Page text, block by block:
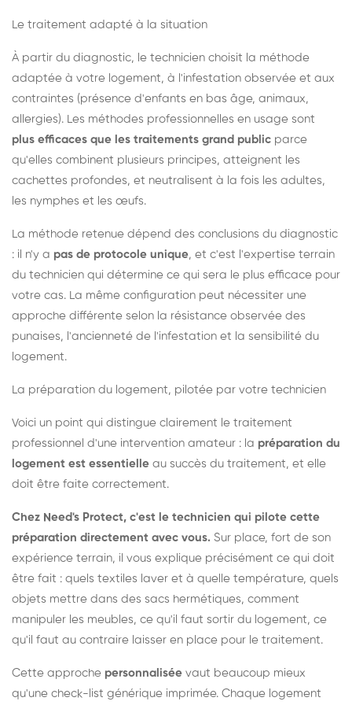
Le traitement adapté à la situation
À partir du diagnostic, le technicien choisit la méthode
adaptée à votre logement, à l'infestation observée et aux
contraintes (présence d'enfants en bas âge, animaux,
allergies). Les méthodes professionnelles en usage sont
plus efficaces que les traitements grand public parce
qu'elles combinent plusieurs principes, atteignent les
cachettes profondes, et neutralisent à la fois les adultes,
les nymphes et les œufs.
La méthode retenue dépend des conclusions du diagnostic
: il n'y a pas de protocole unique, et c'est l'expertise terrain
du technicien qui détermine ce qui sera le plus efficace pour
votre cas. La même configuration peut nécessiter une
approche différente selon la résistance observée des
punaises, l'ancienneté de l'infestation et la sensibilité du
logement.
La préparation du logement, pilotée par votre technicien
Voici un point qui distingue clairement le traitement
professionnel d'une intervention amateur : la préparation du
logement est essentielle au succès du traitement, et elle
doit être faite correctement.
Chez Need's Protect, c'est le technicien qui pilote cette
préparation directement avec vous. Sur place, fort de son
expérience terrain, il vous explique précisément ce qui doit
être fait : quels textiles laver et à quelle température, quels
objets mettre dans des sacs hermétiques, comment
manipuler les meubles, ce qu'il faut sortir du logement, ce
qu'il faut au contraire laisser en place pour le traitement.
Cette approche personnalisée vaut beaucoup mieux
qu'une check-list générique imprimée. Chaque logement